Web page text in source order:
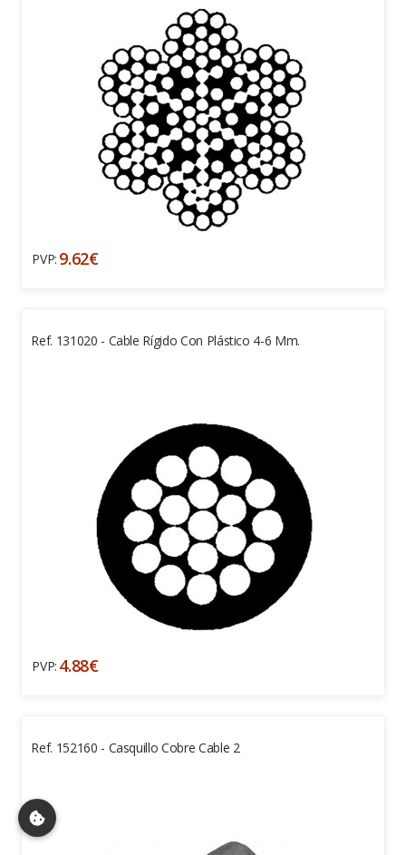
PVP: 9.62€
Ref. 131020 - Cable Rígido Con Plástico 4-6 Mm.
PVP: 4.88€
Ref. 152160 - Casquillo Cobre Cable 2